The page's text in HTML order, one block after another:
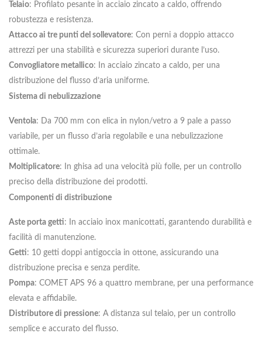
Telaio: Profilato pesante in acciaio zincato a caldo, offrendo
robustezza e resistenza.
Attacco ai tre punti del sollevatore: Con perni a doppio attacco
attrezzi per una stabilità e sicurezza superiori durante l’uso.
Convogliatore metallico: In acciaio zincato a caldo, per una
distribuzione del flusso d’aria uniforme.
Sistema di nebulizzazione
Ventola: Da 700 mm con elica in nylon/vetro a 9 pale a passo
variabile, per un flusso d’aria regolabile e una nebulizzazione
ottimale.
Moltiplicatore: In ghisa ad una velocità più folle, per un controllo
preciso della distribuzione dei prodotti.
Componenti di distribuzione
Aste porta getti: In acciaio inox manicottati, garantendo durabilità e
facilità di manutenzione.
Getti: 10 getti doppi antigoccia in ottone, assicurando una
distribuzione precisa e senza perdite.
Pompa: COMET APS 96 a quattro membrane, per una performance
elevata e affidabile.
Distributore di pressione: A distanza sul telaio, per un controllo
semplice e accurato del flusso.